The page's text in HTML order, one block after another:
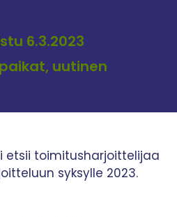
6.3.2023
uutinen
etsii toimitusharjoittelijaa
syksylle 2023.